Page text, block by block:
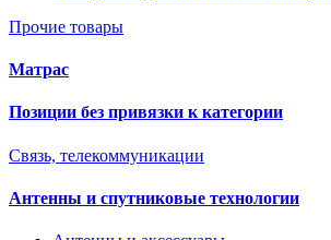
Прочие товары
Матрас
Позиции без привязки к категории
Связь, телекоммуникации
Антенны и спутниковые технологии